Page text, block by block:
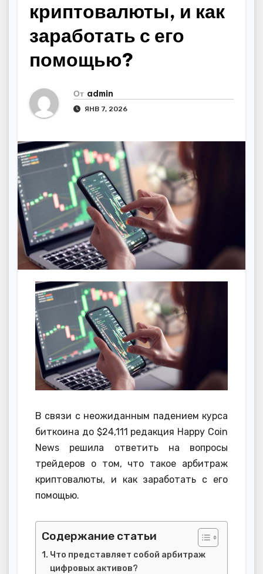
криптовалюты, и как
заработать с его
помощью?
От admin
ЯНВ 7, 2026
В связи с неожиданным падением курса
биткоина до $24,111 редакция Happy Coin
News решила ответить на вопросы
трейдеров о том, что такое арбитраж
криптовалюты, и как заработать с его
помощью.
Содержание статьи
Что представляет собой арбитраж
цифровых активов?